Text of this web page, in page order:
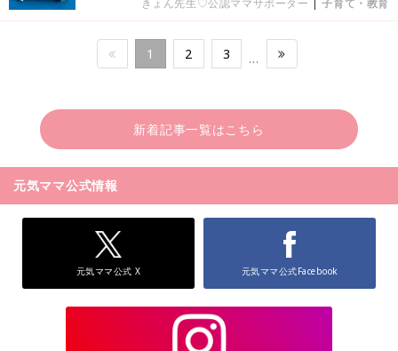
きょん先生♡公認ママサポーター |子育て・教育
1 2 3 …
新着記事一覧はこちら
元気ママ公式情報
元気ママ公式 X 元気ママ公式Facebook